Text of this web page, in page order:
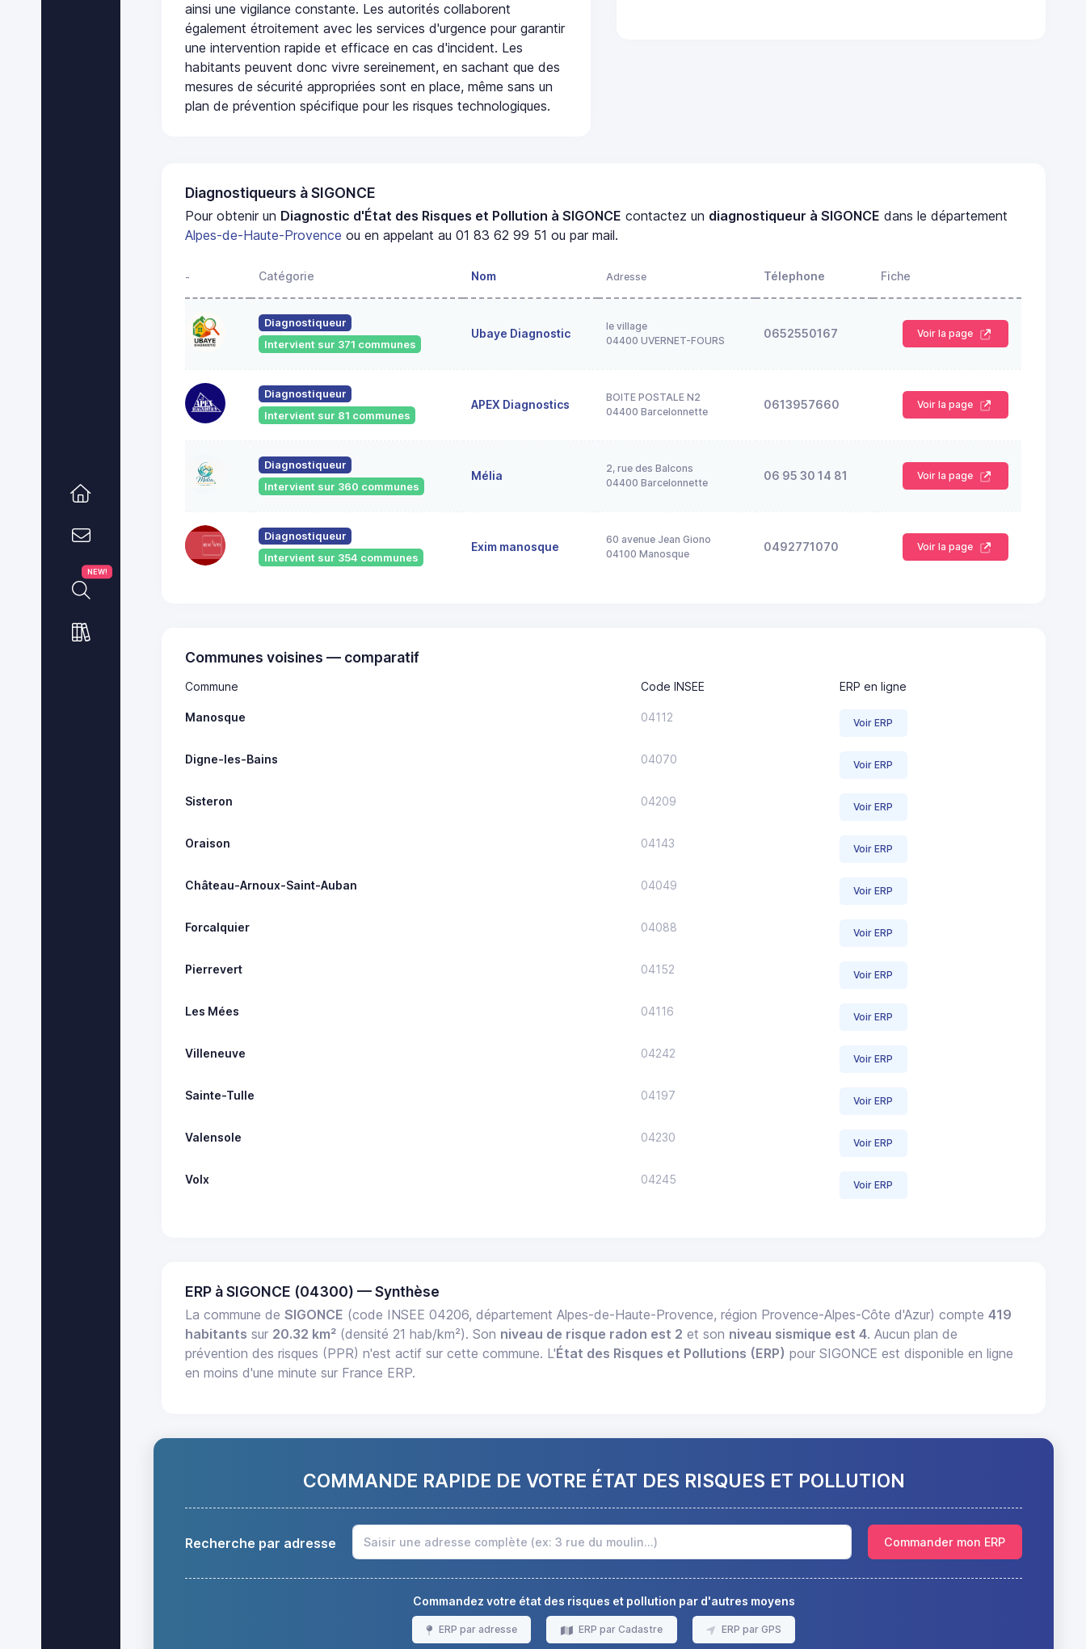
NEW!
ainsi une vigilance constante. Les autorités collaborent
également étroitement avec les services d'urgence pour garantir
une intervention rapide et efficace en cas d'incident. Les
habitants peuvent donc vivre sereinement, en sachant que des
mesures de sécurité appropriées sont en place, même sans un
plan de prévention spécifique pour les risques technologiques.
Diagnostiqueurs à SIGONCE
Pour obtenir un Diagnostic d'État des Risques et Pollution à SIGONCE contactez un diagnostiqueur à SIGONCE dans le département
Alpes-de-Haute-Provence ou en appelant au 01 83 62 99 51 ou par mail.
- Catégorie Nom Adresse Télephone Fiche
Diagnostiqueur
Intervient sur 371 communes
Ubaye Diagnostic
le village
04400 UVERNET-FOURS
0652550167 Voir la page
Diagnostiqueur
Intervient sur 81 communes
APEX Diagnostics
BOITE POSTALE N2
04400 Barcelonnette
0613957660 Voir la page
Diagnostiqueur
Intervient sur 360 communes
Mélia
2, rue des Balcons
04400 Barcelonnette
06 95 30 14 81 Voir la page
Diagnostiqueur
Intervient sur 354 communes
Exim manosque
60 avenue Jean Giono
04100 Manosque
0492771070 Voir la page
Communes voisines — comparatif
Commune Code INSEE ERP en ligne
Manosque 04112 Voir ERP
Digne-les-Bains 04070 Voir ERP
Sisteron 04209 Voir ERP
Oraison 04143 Voir ERP
Château-Arnoux-Saint-Auban 04049 Voir ERP
Forcalquier 04088 Voir ERP
Pierrevert 04152 Voir ERP
Les Mées 04116 Voir ERP
Villeneuve 04242 Voir ERP
Sainte-Tulle 04197 Voir ERP
Valensole 04230 Voir ERP
Volx 04245 Voir ERP
ERP à SIGONCE (04300) — Synthèse
La commune deSIGONCE (code INSEE 04206, département Alpes-de-Haute-Provence, région Provence-Alpes-Côte d'Azur) compte419
habitants sur 20.32 km² (densité 21 hab/km²). Son niveau de risque radon est 2 et son niveau sismique est 4. Aucun plan de
prévention des risques (PPR) n'est actif sur cette commune. L'État des Risques et Pollutions (ERP) pour SIGONCE est disponible en ligne
en moins d'une minute sur France ERP.
COMMANDE RAPIDE DE VOTRE ÉTAT DES RISQUES ET POLLUTION
Recherche par adresse Commander mon ERP
Commandez votre état des risques et pollution par d'autres moyens
ERP par adresse ERP par Cadastre ERP par GPS